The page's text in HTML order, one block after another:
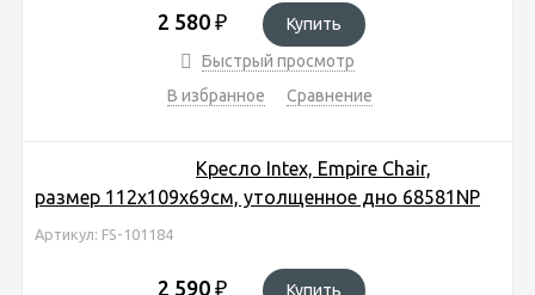
2 580 ₽
Купить
Быстрый просмотр
В избранное
Сравнение
Кресло Intex, Empire Chair,
размер 112х109х69см, утолщенное дно 68581NP
Артикул: FS-101184
2 590 ₽ Купить